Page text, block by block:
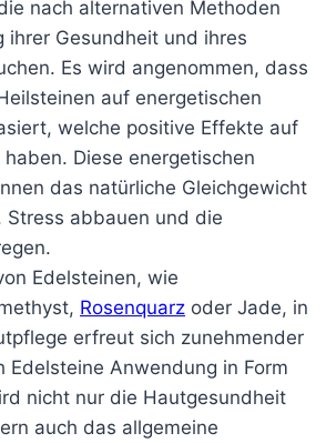
nach alternativen Methoden
ihrer Gesundheit und ihres
Es wird angenommen, dass
auf energetischen
welche positive Effekte auf
haben. Diese energetischen
das natürliche Gleichgewicht
abbauen und die
Edelsteinen, wie
Rosenquarz oder Jade, in
erfreut sich zunehmender
Edelsteine Anwendung in Form
nicht nur die Hautgesundheit
auch das allgemeine